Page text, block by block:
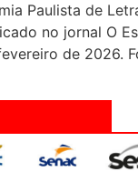
Paulista de
no jornal O
de 2026.